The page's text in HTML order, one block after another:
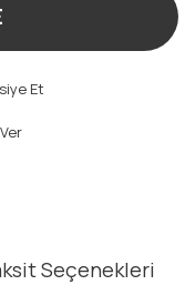
Et
Seçenekleri